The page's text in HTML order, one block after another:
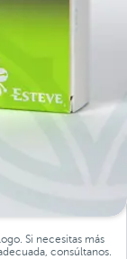
Si necesitas más
consúltanos.